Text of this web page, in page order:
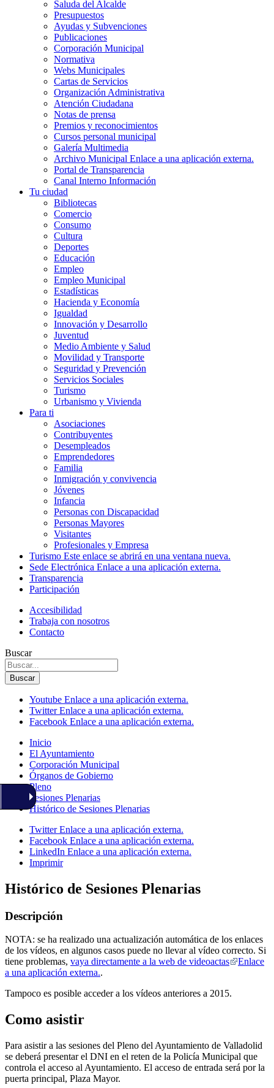
Saluda del Alcalde
Presupuestos
Ayudas y Subvenciones
Publicaciones
Corporación Municipal
Normativa
Webs Municipales
Cartas de Servicios
Organización Administrativa
Atención Ciudadana
Notas de prensa
Premios y reconocimientos
Cursos personal municipal
Galería Multimedia
Archivo Municipal Enlace a una aplicación externa.
Portal de Transparencia
Canal Interno Información
Tu ciudad
Bibliotecas
Comercio
Consumo
Cultura
Deportes
Educación
Empleo
Empleo Municipal
Estadísticas
Hacienda y Economía
Igualdad
Innovación y Desarrollo
Juventud
Medio Ambiente y Salud
Movilidad y Transporte
Seguridad y Prevención
Servicios Sociales
Turismo
Urbanismo y Vivienda
Para ti
Asociaciones
Contribuyentes
Desempleados
Emprendedores
Familia
Inmigración y convivencia
Jóvenes
Infancia
Personas con Discapacidad
Personas Mayores
Visitantes
Profesionales y Empresa
Turismo Este enlace se abrirá en una ventana nueva.
Sede Electrónica Enlace a una aplicación externa.
Transparencia
Participación
Accesibilidad
Trabaja con nosotros
Contacto
Buscar
Buscar
Youtube Enlace a una aplicación externa.
TwitterEnlace a una aplicación externa.
Facebook Enlace a una aplicación externa.
Inicio
El Ayuntamiento
Corporación Municipal
Órganos de Gobierno
Pleno
Sesiones Plenarias
Histórico de Sesiones Plenarias
Twitter Enlace a una aplicación externa.
Facebook Enlace a una aplicación externa.
LinkedIn Enlace a una aplicación externa.
Imprimir
Histórico de Sesiones Plenarias
Descripción
NOTA: se ha realizado una actualización automática de los enlaces
de los vídeos, en algunos casos puede no llevar al vídeo correcto. Si
tiene problemas, vaya directamente a la web de videoactas
Enlace
a una aplicación externa..
Tampoco es posible acceder a los vídeos anteriores a 2015.
Como asistir
Para asistir a las sesiones del Pleno del Ayuntamiento de Valladolid
se deberá presentar el DNI en el reten de la Policía Municipal que
controla el acceso al Ayuntamiento. El acceso de entrada será por la
puerta principal, Plaza Mayor.